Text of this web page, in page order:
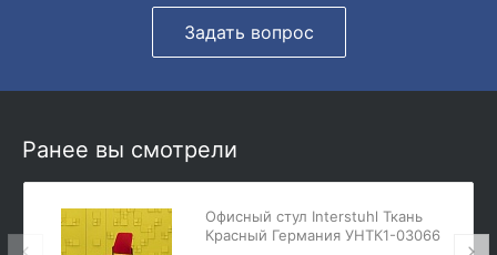
Задать вопрос
Ранее вы смотрели
Офисный стул Interstuhl Ткань
Красный Германия УНТК1-03066